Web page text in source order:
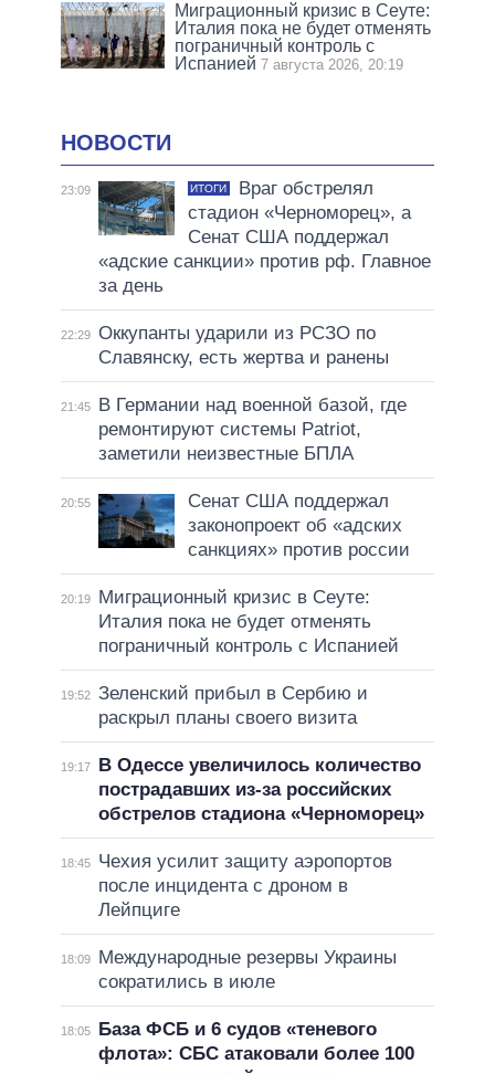
Миграционный кризис в Сеуте:
Италия пока не будет отменять
пограничный контроль с
Испанией 7 августа 2026, 20:19
НОВОСТИ
23:09 ИТОГИ
Враг обстрелял
стадион «Черноморец», а
Сенат США поддержал
«адские санкции» против рф. Главное
за день
22:29 Оккупанты ударили из РСЗО по
Славянску, есть жертва и ранены
21:45
В Германии над военной базой, где
ремонтируют системы Patriot,
заметили неизвестные БПЛА
20:55
Сенат США поддержал
законопроект об «адских
санкциях» против россии
20:19
Миграционный кризис в Сеуте:
Италия пока не будет отменять
пограничный контроль с Испанией
19:52 Зеленский прибыл в Сербию и
раскрыл планы своего визита
19:17
В Одессе увеличилось количество
пострадавших из-за российских
обстрелов стадиона «Черноморец»
18:45
Чехия усилит защиту аэропортов
после инцидента с дроном в
Лейпциге
18:09
Международные резервы Украины
сократились в июле
18:05
База ФСБ и 6 судов «теневого
флота»: СБС атаковали более 100